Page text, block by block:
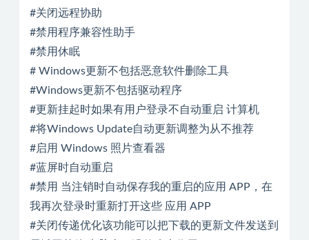
#关闭远程协助
#禁用程序兼容性助手
#禁用休眠
# Windows更新不包括恶意软件删除工具
#Windows更新不包括驱动程序
#更新挂起时如果有用户登录不自动重启 计算机
#将Windows Update自动更新调整为从不推荐
#启用 Windows 照片查看器
#蓝屏时自动重启
#禁用 当注销时自动保存我的重启的应用 APP，在
我再次登录时重新打开这些 应用 APP
#关闭传递优化该功能可以把下载的更新文件发送到